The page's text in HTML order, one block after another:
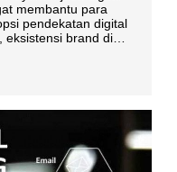
membantu para
pendekatan digital
eksistensi brand di